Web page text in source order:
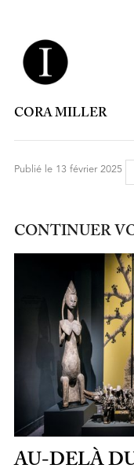
CORA MILLER
Publié le 13 février 2025
CONTINUER
AU-DELÀ